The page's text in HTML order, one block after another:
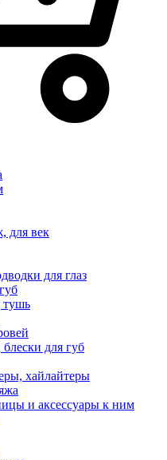
для век
для глаз
тушь
для губ
хайлайтеры
и аксессуары к ним